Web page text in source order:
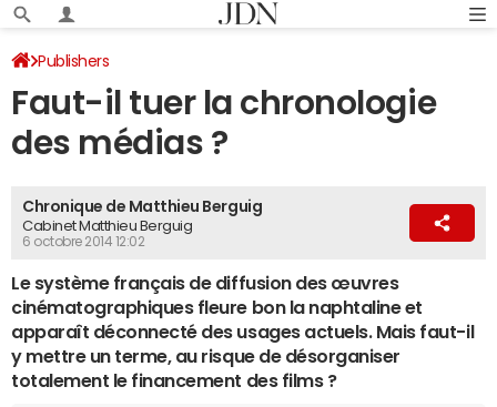
Publishers
Faut-il tuer la chronologie
des médias ?
Chronique de Matthieu Berguig
Cabinet Matthieu Berguig
6 octobre 2014 12:02
Le système français de diffusion des œuvres
cinématographiques fleure bon la naphtaline et
apparaît déconnecté des usages actuels. Mais faut-il
y mettre un terme, au risque de désorganiser
totalement le financement des films ?